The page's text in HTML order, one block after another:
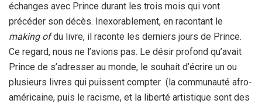
échanges avec Prince durant les trois mois qui vont
précéder son décès. Inexorablement, en racontant le
making ofdu livre, il raconte les derniers jours de Prince.
Ce regard, nous ne l’avions pas. Le désir profond qu’avait
Prince de s’adresser au monde, le souhait d’écrire un ou
plusieurs livres qui puissent compter (la communauté afro-
américaine, puis le racisme, et la liberté artistique sont des